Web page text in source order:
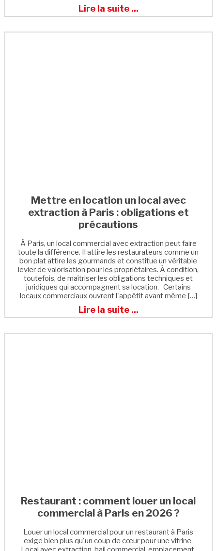
Lire la suite ...
Mettre en location un local avec
extraction à Paris : obligations et
précautions
À Paris, un local commercial avec extraction peut faire
toute la différence. Il attire les restaurateurs comme un
bon plat attire les gourmands et constitue un véritable
levier de valorisation pour les propriétaires. À condition,
toutefois, de maîtriser les obligations techniques et
juridiques qui accompagnent sa location. Certains
locaux commerciaux ouvrent l'appétit avant même […]
Lire la suite ...
Restaurant : comment louer un local
commercial à Paris en 2026 ?
Louer un local commercial pour un restaurant à Paris
exige bien plus qu'un coup de cœur pour une vitrine.